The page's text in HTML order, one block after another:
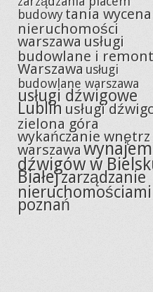
budowytania wycena
nieruchomości
warszawa usługi
budowlane i
Warszawa usługi
budowlane warszawa
usługi dźwigowe
Lublin usługi
zielona góra
wykańczanie wnętrz
warszawawynajem
dźwigów w
Białejzarządzanie
nieruchomościami
poznań